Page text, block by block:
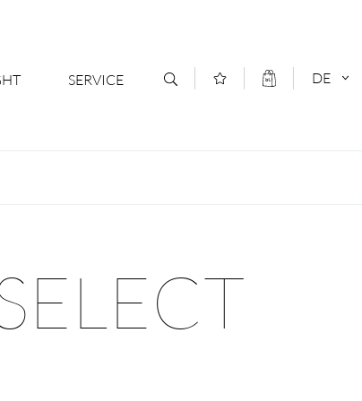
SERVICE
& Formulare
DE